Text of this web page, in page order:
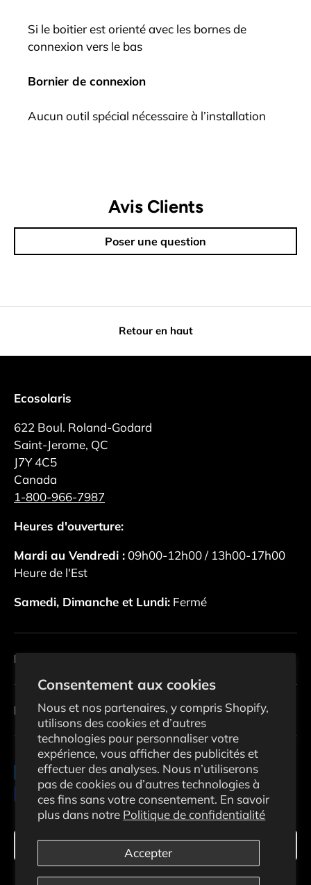
Consentement aux cookies
Nous et nos partenaires, y compris Shopify,
utilisons des cookies et d’autres
technologies pour personnaliser votre
expérience, vous afficher des publicités et
effectuer des analyses. Nous n’utiliserons
pas de cookies ou d’autres technologies à
ces fins sans votre consentement. En savoir
plus dans notre Politique de confidentialité
Accepter
Si le boitier est orienté avec les bornes de
connexion vers le bas
Bornier de connexion
Aucun outil spécial nécessaire à l’installation
Avis Clients
Poser une question
Retour en haut
Ecosolaris
622 Boul. Roland-Godard
Saint-Jerome, QC
J7Y 4C5
Canada
1-800-966-7987
Heures d'ouverture:
Mardi au Vendredi : 09h00-12h00 / 13h00-17h00
Heure de l'Est
Samedi, Dimanche et Lundi: Fermé
Politiques
Infolettre
Moyens de paiement acceptés
Langue
Français